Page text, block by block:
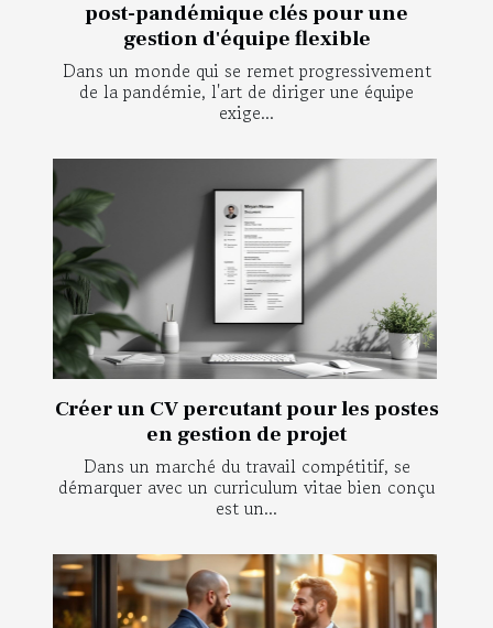
post-pandémique clés pour une
gestion d'équipe flexible
Dans un monde qui se remet progressivement
de la pandémie, l'art de diriger une équipe
exige...
Créer un CV percutant pour les postes
en gestion de projet
Dans un marché du travail compétitif, se
démarquer avec un curriculum vitae bien conçu
est un...